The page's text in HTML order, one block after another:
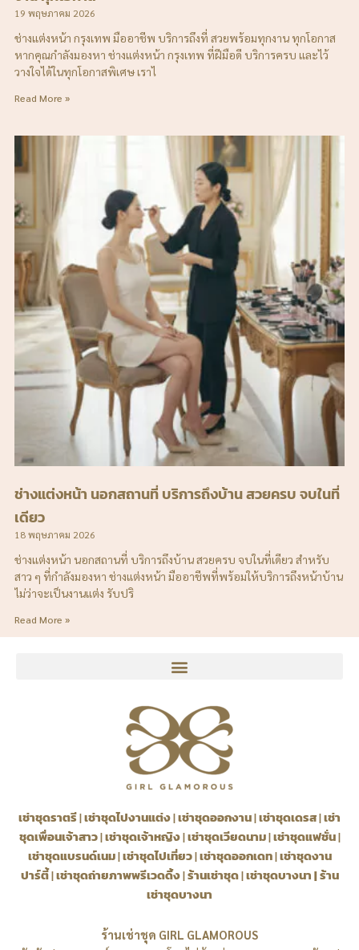
19 พฤษภาคม 2026
ช่างแต่งหน้า กรุงเทพ มืออาชีพ บริการถึงที่ สวยพร้อมทุกงาน ทุกโอกาส
หากคุณกำลังมองหา ช่างแต่งหน้า กรุงเทพ ที่ฝีมือดี บริการครบ และไว้
วางใจได้ในทุกโอกาสพิเศษ เราไ
Read More »
ช่างแต่งหน้า นอกสถานที่ บริการถึงบ้าน สวยครบ จบในที่
เดียว
18 พฤษภาคม 2026
ช่างแต่งหน้า นอกสถานที่ บริการถึงบ้าน สวยครบ จบในที่เดียว สำหรับ
สาว ๆ ที่กำลังมองหา ช่างแต่งหน้า มืออาชีพที่พร้อมให้บริการถึงหน้าบ้าน
ไม่ว่าจะเป็นงานแต่ง รับปริ
Read More »
เช่าชุดราตรี|เช่าชุดไปงานแต่ง|เช่าชุดออกงาน|เช่าชุดเดรส|เช่า
ชุดเพื่อนเจ้าสาว|เช่าชุดเจ้าหญิง|เช่าชุดเวียดนาม|เช่าชุดแฟชั่น|
เช่าชุดแบรนด์เนม|เช่าชุดไปเที่ยว|เช่าชุดออกเดท|เช่าชุดงาน
ปาร์ตี้|เช่าชุดถ่ายภาพพรีเวดดิ้ง|ร้านเช่าชุด|เช่าชุดบางนา|ร้าน
เช่าชุดบางนา
ร้านเช่าชุด GIRL GLAMOROUS